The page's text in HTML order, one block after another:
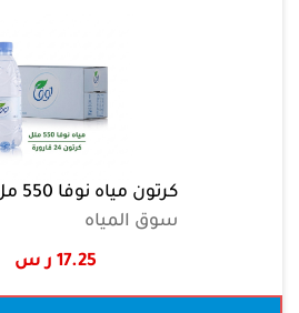
كرتون مياه نوفا 550 مل 24 قارورة
سوق المياه
17.25 ر س